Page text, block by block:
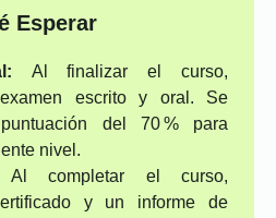
Esperar
Al finalizar el curso,
escrito y oral. Se
del 70 % para
nivel.
completar el curso,
y un informe de